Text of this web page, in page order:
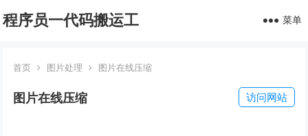
程序员一代码搬运工 菜单
首页 图片处理 图片在线压缩
图片在线压缩 访问网站